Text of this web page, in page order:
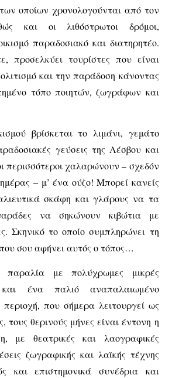
οποίων χρονολογούνται από τον
και οι λιθόστρωτοι δρόμοι,
παραδοσιακό και διατηρητέο.
προσελκύει τουρίστες που είναι
και την παράδοση κάνοντας
τόπο ποιητών, ζωγράφων και
βρίσκεται το λιμάνι, γεμάτο
γεύσεις της Λέσβου και
περισσότεροι χαλαρώνουν – σχεδόν
– μ’ ένα ούζο! Μπορεί κανείς
σκάφη και γλάρους να τα
να σηκώνουν κιβώτια με
Σκηνικό το οποίο συμπληρώνει τη
σου αφήνει αυτός ο τόπος…
παραλία με πολύχρωμες μικρές
ένα παλιό αναπαλαιωμένο
περιοχή, που σήμερα λειτουργεί ως
τους θερινούς μήνες είναι έντονη η
με θεατρικές και λαογραφικές
ζωγραφικής και λαϊκής τέχνης
και επιστημονικά συνέδρια και